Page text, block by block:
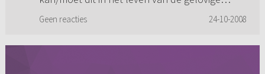
bijvoorbeeld Hebr. 10-12? Waar i...
Geen reacties 24-10-2008